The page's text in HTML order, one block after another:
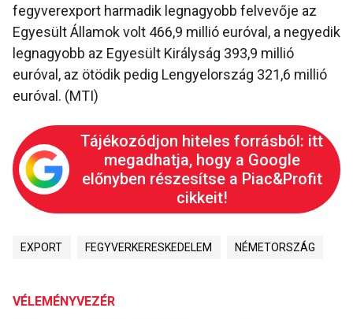
fegyverexport harmadik legnagyobb felvevője az
Egyesült Államok volt 466,9 millió euróval, a negyedik
legnagyobb az Egyesült Királyság 393,9 millió
euróval, az ötödik pedig Lengyelország 321,6 millió
euróval. (MTI)
Tájékozódjon hiteles forrásból: itt
megadhatja, hogy a Google
előnyben részesítse a Piac&Profit
cikkeit!
EXPORT FEGYVERKERESKEDELEM NÉMETORSZÁG
VÉLEMÉNYVEZÉR